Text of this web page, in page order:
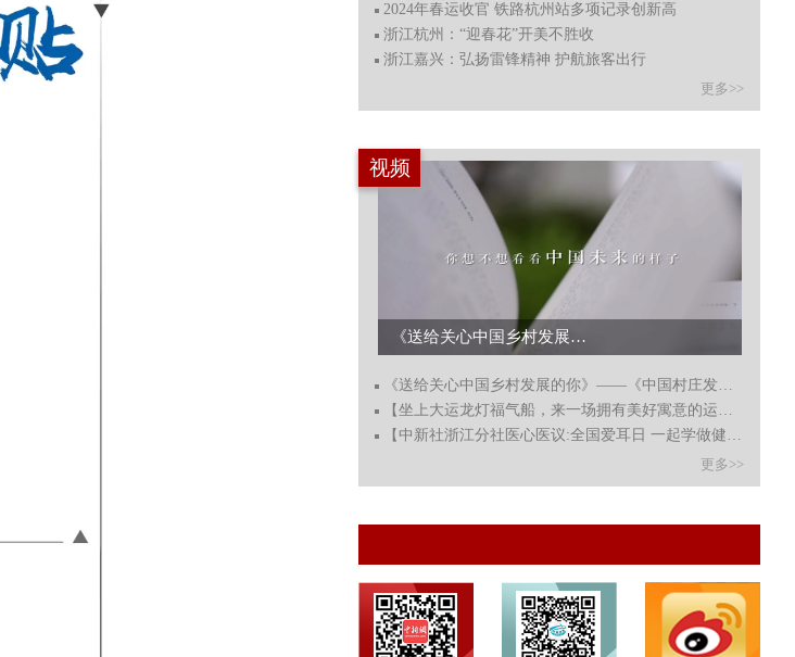
2024年春运收官 铁路杭州站多项记录创新高
浙江杭州：“迎春花”开美不胜收
浙江嘉兴：弘扬雷锋精神 护航旅客出行
更多>>
视频
《送给关心中国乡村发展的你》——《中国村庄发展：浙江样本研究》丛书宣传片发布...
《送给关心中国乡村发展的你》——《中国村庄发展：浙江
【坐上大运龙灯福气船，来一场拥有美好寓意的运河夜游吧
【中新社浙江分社医心医议:全国爱耳日 一起学做健耳操吧】
更多>>